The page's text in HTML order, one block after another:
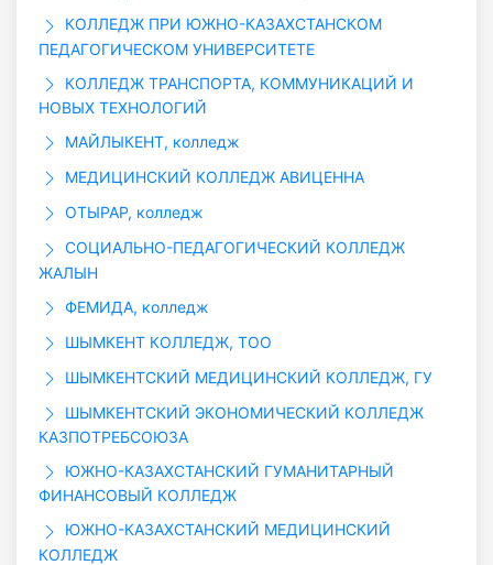
КОЛЛЕДЖ ПРИ ЮЖНО-КАЗАХСТАНСКОМ
ПЕДАГОГИЧЕСКОМ УНИВЕРСИТЕТЕ
КОЛЛЕДЖ ТРАНСПОРТА, КОММУНИКАЦИЙ И
НОВЫХ ТЕХНОЛОГИЙ
МАЙЛЫКЕНТ, колледж
МЕДИЦИНСКИЙ КОЛЛЕДЖ АВИЦЕННА
ОТЫРАР, колледж
СОЦИАЛЬНО-ПЕДАГОГИЧЕСКИЙ КОЛЛЕДЖ
ЖАЛЫН
ФЕМИДА, колледж
ШЫМКЕНТ КОЛЛЕДЖ, ТОО
ШЫМКЕНТСКИЙ МЕДИЦИНСКИЙ КОЛЛЕДЖ, ГУ
ШЫМКЕНТСКИЙ ЭКОНОМИЧЕСКИЙ КОЛЛЕДЖ
КАЗПОТРЕБСОЮЗА
ЮЖНО-КАЗАХСТАНСКИЙ ГУМАНИТАРНЫЙ
ФИНАНСОВЫЙ КОЛЛЕДЖ
ЮЖНО-КАЗАХСТАНСКИЙ МЕДИЦИНСКИЙ
КОЛЛЕДЖ